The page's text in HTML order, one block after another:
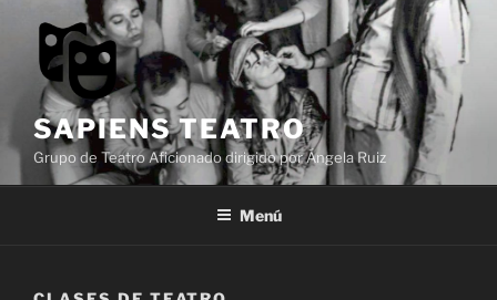
contenido
SAPIENS TEATRO
Grupo de Teatro Aficionado dirigido por Ángela Ruiz
Menú